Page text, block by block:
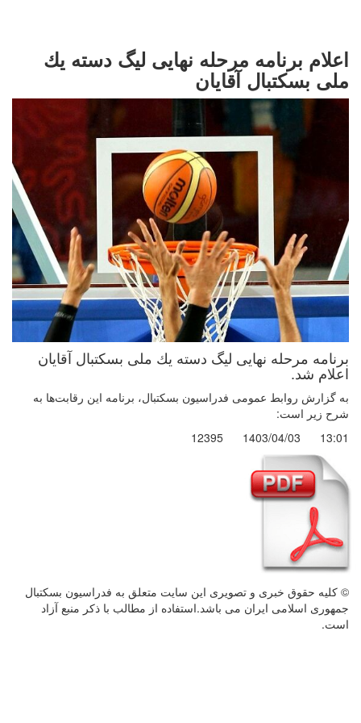
اعلام برنامه مرحله نهایی لیگ دسته يك
ملی بسکتبال آقایان
برنامه مرحله نهایی لیگ دسته يك ملی بسکتبال آقایان
اعلام شد.
به گزارش روابط عمومی فدراسیون بسکتبال، برنامه این رقابت‌ها به
شرح زیر است:
13:01
1403/04/03
12395
© کليه حقوق خبری و تصويری اين سايت متعلق به فدراسیون بسکتبال
جمهوری اسلامی ایران می باشد.استفاده از مطالب با ذكر منبع آزاد
است.